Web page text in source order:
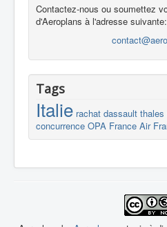
Contactez-nous ou soumettez
d'Aeroplans à l'adresse suivante:
Tags
Italie rachat dassault thales
concurrence OPA France Air